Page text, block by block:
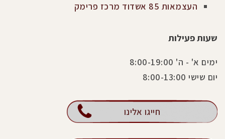
העצמאות 85 אשדוד מרכז פרימק
שעות פעילות
ימים א' - ה' 8:00-19:00
יום שישי 8:00-13:00
חייגו אלינו